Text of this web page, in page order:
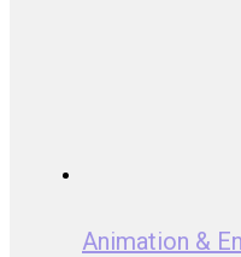
Animation &